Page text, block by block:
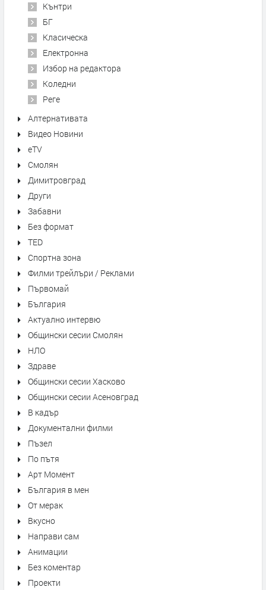
Кънтри
БГ
Класическа
Електронна
Избор на редактора
Коледни
Реге
Алтернативата
Видео Новини
eTV
Смолян
Димитровград
Други
Забавни
Без формат
TED
Спортна зона
Филми трейлъри / Реклами
Първомай
България
Актуално интервю
Общински сесии Смолян
НЛО
Здраве
Общински сесии Хасково
Общински сесии Асеновград
В кадър
Документални филми
Пъзел
По пътя
Арт Момент
България в мен
От мерак
Вкусно
Направи сам
Анимации
Без коментар
Проекти